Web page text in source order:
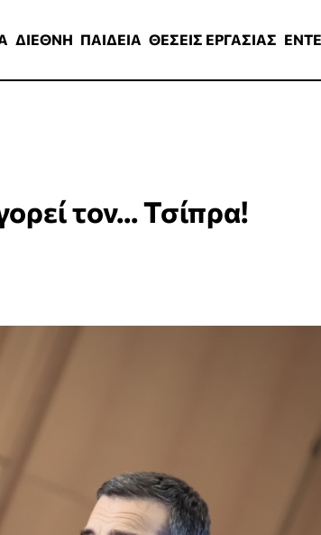
ΔΙΕΘΝΗ ΠΑΙΔΕΙΑ ΘΕΣΕΙΣ ΕΡΓΑΣΙΑΣ
τον... Τσίπρα!